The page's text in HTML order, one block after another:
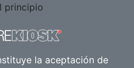
principio
la aceptación de